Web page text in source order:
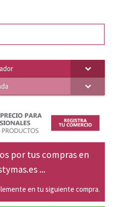
por tus compras en
...
en tu siguiente compra.